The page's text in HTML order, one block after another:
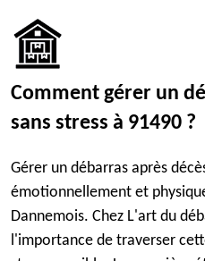
Comment gérer un
sans stress à 91490 ?
Gérer un débarras après
émotionnellement et
Dannemois. Chez L'art du
l'importance de traverser